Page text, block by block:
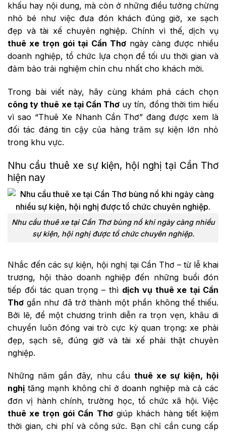
khấu hay nội dung, mà còn ở những điều tưởng chừng
nhỏ bé như việc đưa đón khách đúng giờ, xe sạch
đẹp và tài xế chuyên nghiệp. Chính vì thế, dịch vụ
thuê xe trọn gói tại Cần Thơngày càng được nhiều
doanh nghiệp, tổ chức lựa chọn để tối ưu thời gian và
đảm bảo trải nghiệm chỉn chu nhất cho khách mời.
Trong bài viết này, hãy cùng khám phá cách chọn
công ty thuê xe tại Cần Thơ uy tín, đồng thời tìm hiểu
vì sao “Thuê Xe Nhanh Cần Thơ” đang được xem là
đối tác đáng tin cậy của hàng trăm sự kiện lớn nhỏ
trong khu vực.
Nhu cầu thuê xe sự kiện, hội nghị tại Cần Thơ
hiện nay
Nhu cầu thuê xe tại Cần Thơ bùng nổ khi ngày càng nhiều
sự kiện, hội nghị được tổ chức chuyên nghiệp.
Nhắc đến các sự kiện, hội nghị tại Cần Thơ – từ lễ khai
trương, hội thảo doanh nghiệp đến những buổi đón
tiếp đối tác quan trọng – thì dịch vụ thuê xe tại Cần
Thơ gần như đã trở thành một phần không thể thiếu.
Bởi lẽ, để một chương trình diễn ra trọn vẹn, khâu di
chuyển luôn đóng vai trò cực kỳ quan trọng: xe phải
đẹp, sạch sẽ, đúng giờ và tài xế phải thật chuyên
nghiệp.
Những năm gần đây, nhu cầu thuê xe sự kiện, hội
nghị tăng mạnh không chỉ ở doanh nghiệp mà cả các
đơn vị hành chính, trường học, tổ chức xã hội. Việc
thuê xe trọn gói Cần Thơgiúp khách hàng tiết kiệm
thời gian, chi phí và công sức. Bạn chỉ cần cung cấp